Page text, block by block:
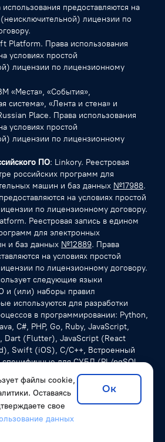
предоставляются на
лицензии по
Platform. Права использования
условиях простой
лицензии по лицензионному
«Места», «События»,
система», «Лента и стена» и
Place. Права использования
условиях простой
лицензии по лицензионному
ПО: Linkory. Реестровая
российских программ для
машин и баз данных №17988.
на условиях простой
по лицензионному договору.
Реестровая запись в едином
для электронных
и баз данных №12889. Права
на условиях простой
по лицензионному договору.
следующие языки
и (или) наборы правил
используются для разработки
в программировании: Python,
C#, PHP, Go, Ruby, JavaScript,
Dart (Flutter), JavaScript (React
Swift (iOS), С/C++, Встроенный
специфичные для СУБД (PL/pgSQL
запросы.
Мы разрабатываем
решения для компаний из разных
файлы cookie,
Оставаясь
свое
данных
Ок